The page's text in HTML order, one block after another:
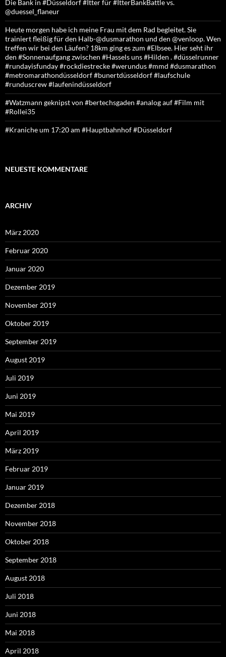
Die Bank in #Düsseldorf #Itter für #ItterBankBattle vs.
@duessel_flaneur
Heute morgen habe ich meine Frau mit dem Rad begleitet. Sie
trainiert fleißig für den Halb-@dusmarathon und den @venloop. Wen
treffen wir bei den Läufen? 18km ging es zum #Elbsee. Hier seht ihr
den #Sonnenaufgang zwischen #Hassels uns #Hilden . #düsselrunner
#rundayisfunday #rockdiestrecke #werundus #mmd #dusmarathon
#metromarathondüsseldorf #bunertdüsseldorf #laufschule
#runduscrew #laufenindüsseldorf
#Watzmann geknipst von #bertechsgaden #analog auf #Film mit
#Rollei35
#Kraniche um 17:20 am #Hauptbahnhof #Düsseldorf
NEUESTE KOMMENTARE
ARCHIV
März 2020
Februar 2020
Januar 2020
Dezember 2019
November 2019
Oktober 2019
September 2019
August 2019
Juli 2019
Juni 2019
Mai 2019
April 2019
März 2019
Februar 2019
Januar 2019
Dezember 2018
November 2018
Oktober 2018
September 2018
August 2018
Juli 2018
Juni 2018
Mai 2018
April 2018